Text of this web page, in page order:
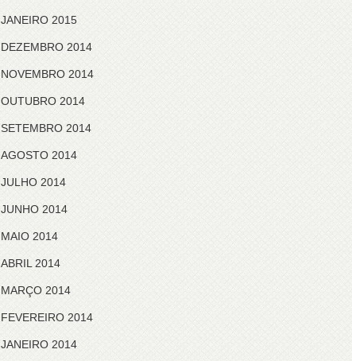
JANEIRO 2015
DEZEMBRO 2014
NOVEMBRO 2014
OUTUBRO 2014
SETEMBRO 2014
AGOSTO 2014
JULHO 2014
JUNHO 2014
MAIO 2014
ABRIL 2014
MARÇO 2014
FEVEREIRO 2014
JANEIRO 2014